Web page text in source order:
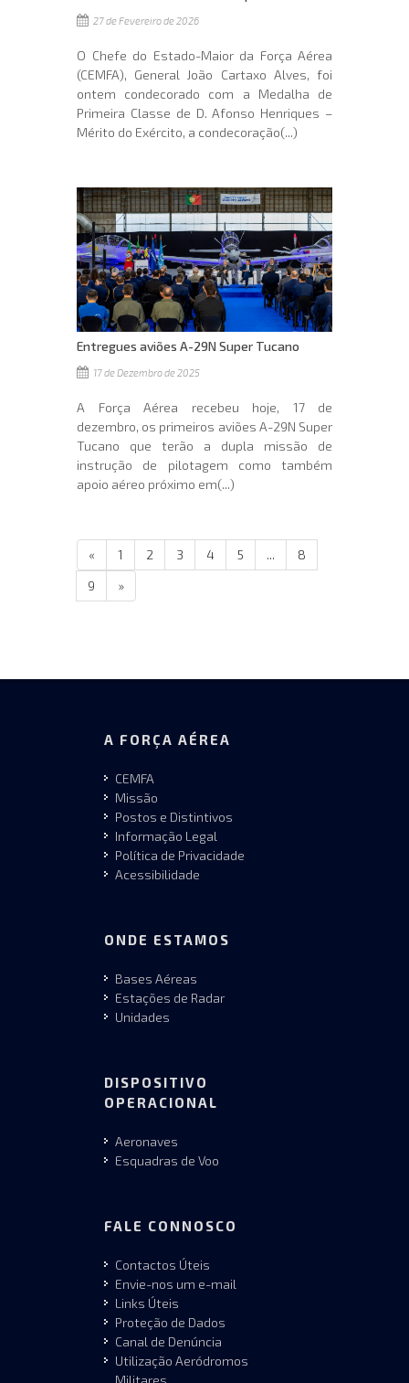
27 de Fevereiro de 2026
O Chefe do Estado-Maior da Força Aérea
(CEMFA), General João Cartaxo Alves, foi
ontem condecorado com a Medalha de
Primeira Classe de D. Afonso Henriques –
Mérito do Exército, a condecoração(...)
Entregues aviões A-29N Super Tucano
17 de Dezembro de 2025
A Força Aérea recebeu hoje, 17 de
dezembro, os primeiros aviões A-29N Super
Tucano que terão a dupla missão de
instrução de pilotagem como também
apoio aéreo próximo em(...)
« 1 2 3 4 5 ...
8
9
»
A FORÇA AÉREA
CEMFA
Missão
Postos e Distintivos
Informação Legal
Política de Privacidade
Acessibilidade
ONDE ESTAMOS
Bases Aéreas
Estações de Radar
Unidades
DISPOSITIVO
OPERACIONAL
Aeronaves
Esquadras de Voo
FALE CONNOSCO
Contactos Úteis
Envie-nos um e-mail
Links Úteis
Proteção de Dados
Canal de Denúncia
Utilização Aeródromos
Militares